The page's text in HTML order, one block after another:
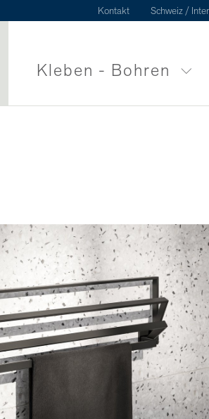
Kontakt Schweiz /
Kleben - Bohren